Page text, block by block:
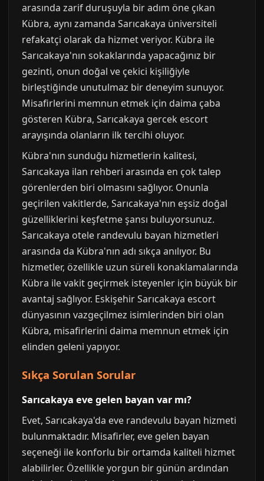
arasında zarif duruşuyla bir adım öne çıkan
Kübra, aynı zamanda Sarıcakaya üniversiteli
refakatçi olarak da hizmet veriyor. Kübra ile
Sarıcakaya'nın sokaklarında yapacağınız bir
gezinti, onun doğal ve çekici kişiliğiyle
birleştiğinde unutulmaz bir deneyim sunuyor.
Misafirlerini memnun etmek için daima çaba
gösteren Kübra, Sarıcakaya gercek escort
arayışında olanların ilk tercihi oluyor.
Kübra'nın sunduğu hizmetlerin kalitesi,
Sarıcakaya ilan rehberi arasında en çok talep
görenlerden biri olmasını sağlıyor. Onunla
geçirilen vakitlerde, Sarıcakaya'nın eşsiz doğal
güzelliklerini keşfetme şansı buluyorsunuz.
Sarıcakaya otele randevulu bayan hizmetleri
arasında da Kübra'nın adı sıkça anılıyor. Bu
hizmetler, özellikle uzun süreli konaklamalarında
Kübra ile vakit geçirmek isteyenler için büyük bir
avantaj sağlıyor. Eskişehir Sarıcakaya escort
dünyasının vazgeçilmez isimlerinden biri olan
Kübra, misafirlerini daima memnun etmek için
elinden geleni yapıyor.
Sıkça Sorulan Sorular
Sarıcakaya eve gelen bayan var mı?
Evet, Sarıcakaya'da eve randevulu bayan hizmeti
bulunmaktadır. Misafirler, eve gelen bayan
seçeneği ile konforlu bir ortamda kaliteli hizmet
alabilirler. Özellikle yorgun bir günün ardından